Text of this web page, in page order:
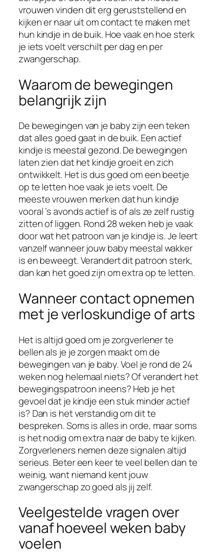
vrouwen vinden dit erg geruststellend en
kijken er naar uit om contact te maken met
hun kindje in de buik. Hoe vaak en hoe sterk
je iets voelt verschilt per dag en per
zwangerschap.
Waarom de bewegingen
belangrijk zijn
De bewegingen van je baby zijn een teken
dat alles goed gaat in de buik. Een actief
kindje is meestal gezond. De bewegingen
laten zien dat het kindje groeit en zich
ontwikkelt. Het is dus goed om een beetje
op te letten hoe vaak je iets voelt. De
meeste vrouwen merken dat hun kindje
vooral ’s avonds actief is of als ze zelf rustig
zitten of liggen. Rond 28 weken heb je vaak
door wat het patroon van je kindje is. Je leert
vanzelf wanneer jouw baby meestal wakker
is en beweegt. Verandert dit patroon sterk,
dan kan het goed zijn om extra op te letten.
Wanneer contact opnemen
met je verloskundige of arts
Het is altijd goed om je zorgverlener te
bellen als je je zorgen maakt om de
bewegingen van je baby. Voel je rond de 24
weken nog helemaal niets? Of verandert het
bewegingspatroon ineens? Heb je het
gevoel dat je kindje een stuk minder actief
is? Dan is het verstandig om dit te
bespreken. Soms is alles in orde, maar soms
is het nodig om extra naar de baby te kijken.
Zorgverleners nemen deze signalen altijd
serieus. Beter een keer te veel bellen dan te
weinig, want niemand kent jouw
zwangerschap zo goed als jij zelf.
Veelgestelde vragen over
vanaf hoeveel weken baby
voelen